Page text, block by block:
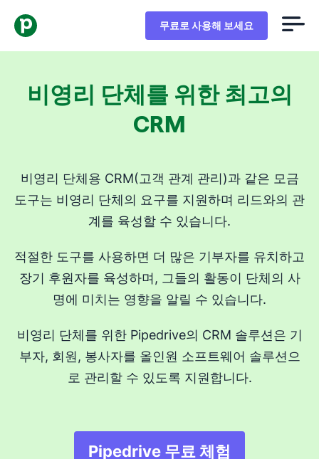
무료로 사용해 보세요
비영리 단체를 위한 최고의
CRM
비영리 단체용 CRM(고객 관계 관리)과 같은 모금
도구는 비영리 단체의 요구를 지원하며 리드와의 관
계를 육성할 수 있습니다.
적절한 도구를 사용하면 더 많은 기부자를 유치하고
장기 후원자를 육성하며, 그들의 활동이 단체의 사
명에 미치는 영향을 알릴 수 있습니다.
비영리 단체를 위한 Pipedrive의 CRM 솔루션은 기
부자, 회원, 봉사자를 올인원 소프트웨어 솔루션으
로 관리할 수 있도록 지원합니다.
Pipedrive 무료 체험